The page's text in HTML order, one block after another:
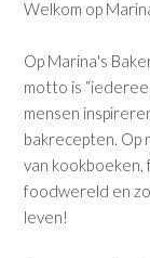
Welkom op
Op Marina's
motto is
mensen
bakrecepten. Op
van kookboeken,
foodwereld en zo
leven!